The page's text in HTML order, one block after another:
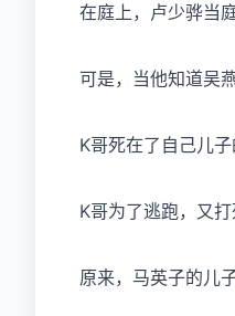
在庭上，卢少骅当
可是，当他知道吴
K哥死在了自己儿子
K哥为了逃跑，又
原来，马英子的儿